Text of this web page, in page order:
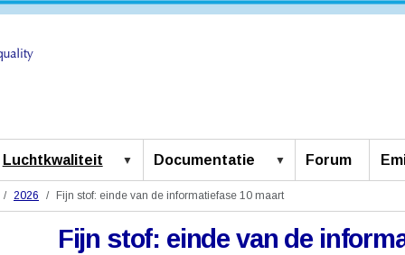
Luchtkwaliteit Documentatie Forum
2026 Fijn stof: einde van de informatiefase 10 maart
Fijn stof: einde van de